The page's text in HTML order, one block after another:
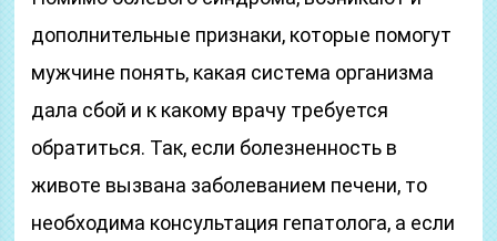
дополнительные признаки, которые помогут
мужчине понять, какая система организма
дала сбой и к какому врачу требуется
обратиться. Так, если болезненность в
животе вызвана заболеванием печени, то
необходима консультация гепатолога, а если